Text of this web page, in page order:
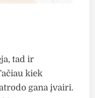
tad ir
kiek
gana įvairi.